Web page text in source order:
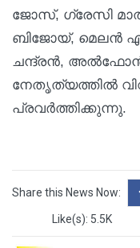
ജോസ്, ഗ്രേസി
ബിജോയ്, മെലൻ
ചന്ദ്രൻ,
നേതൃത്യത്തിൽ
പ്രവർത്തിക്കുന്നു.
Share this News Now:
Like(s): 5.5K